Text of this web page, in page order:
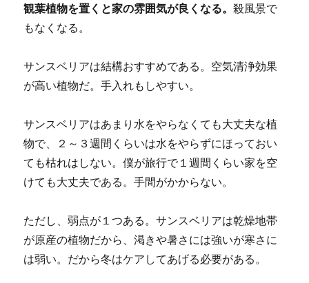
観葉植物を置くと家の雰囲気が良くなる。殺風景で
もなくなる。
サンスベリアは結構おすすめである。空気清浄効果
が高い植物だ。手入れもしやすい。
サンスベリアはあまり水をやらなくても大丈夫な植
物で、２～３週間くらいは水をやらずにほっておい
ても枯れはしない。僕が旅行で１週間くらい家を空
けても大丈夫である。手間がかからない。
ただし、弱点が１つある。サンスベリアは乾燥地帯
が原産の植物だから、渇きや暑さには強いが寒さに
は弱い。だから冬はケアしてあげる必要がある。